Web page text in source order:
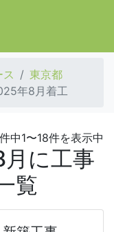
東京都
年8月着工
中1〜18件を表示中
に工事
覧